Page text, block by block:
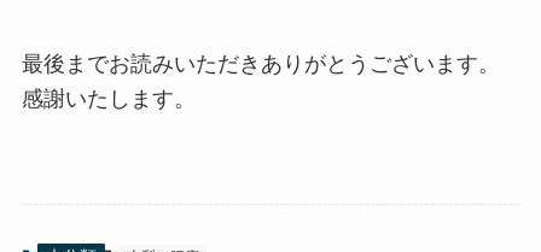
最後までお読みいただきありがとうございます。
感謝いたします。